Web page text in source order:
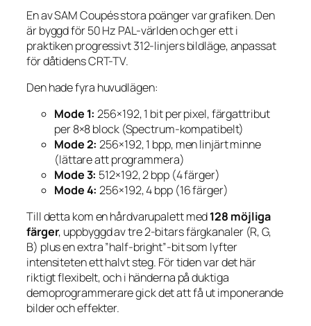
En av SAM Coupés stora poänger var grafiken. Den
är byggd för 50 Hz PAL-världen och ger ett i
praktiken progressivt 312-linjers bildläge, anpassat
för dåtidens CRT-TV.
Den hade fyra huvudlägen:
Mode 1: 256×192, 1 bit per pixel, färgattribut
per 8×8 block (Spectrum-kompatibelt)
Mode 2: 256×192, 1 bpp, men linjärt minne
(lättare att programmera)
Mode 3: 512×192, 2 bpp (4 färger)
Mode 4: 256×192, 4 bpp (16 färger)
Till detta kom en hårdvarupalett med128 möjliga
färger, uppbyggd av tre 2-bitars färgkanaler (R, G,
B) plus en extra ”half-bright”-bit som lyfter
intensiteten ett halvt steg. För tiden var det här
riktigt flexibelt, och i händerna på duktiga
demoprogrammerare gick det att få ut imponerande
bilder och effekter.